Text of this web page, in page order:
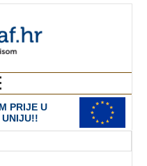
PRIJE U
UNIJU!!